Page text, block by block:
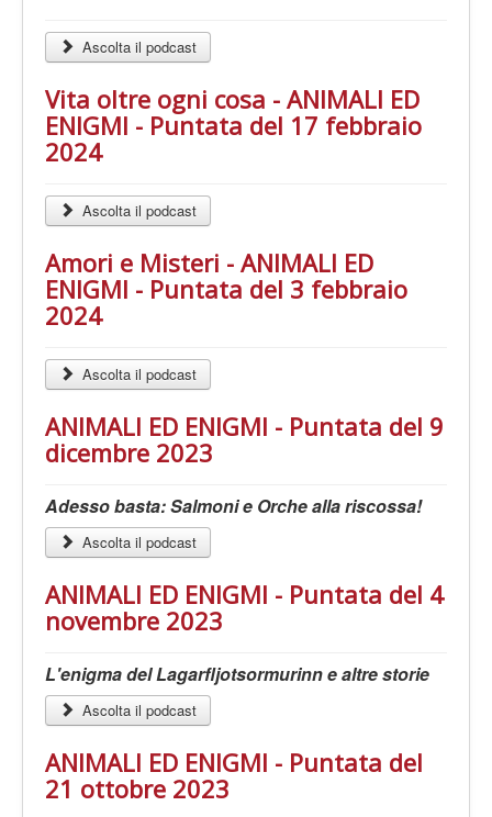
Ascolta il podcast
Vita oltre ogni cosa - ANIMALI ED
ENIGMI - Puntata del 17 febbraio
2024
Ascolta il podcast
Amori e Misteri - ANIMALI ED
ENIGMI - Puntata del 3 febbraio
2024
Ascolta il podcast
ANIMALI ED ENIGMI - Puntata del 9
dicembre 2023
Adesso basta: Salmoni e Orche alla riscossa!
Ascolta il podcast
ANIMALI ED ENIGMI - Puntata del 4
novembre 2023
L'enigma del Lagarfljotsormurinn e altre storie
Ascolta il podcast
ANIMALI ED ENIGMI - Puntata del
21 ottobre 2023